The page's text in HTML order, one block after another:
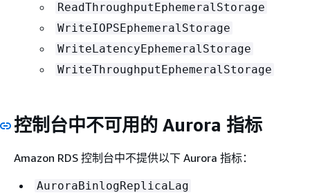
ReadThroughputEphemeralStorage
WriteIOPSEphemeralStorage
WriteLatencyEphemeralStorage
WriteThroughputEphemeralStorage
控制台中不可用的 Aurora 指标
Amazon RDS 控制台中不提供以下 Aurora 指标：
AuroraBinlogReplicaLag